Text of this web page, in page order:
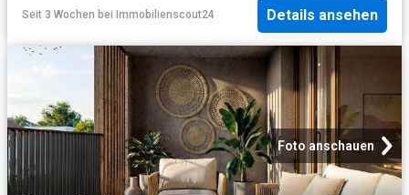
Seit 3 Wochen bei Immobilienscout24 Details ansehen
Foto anschauen